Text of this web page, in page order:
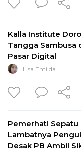
Kalla Institute
Tangga Sambusa
Pasar Digital
Lisa Emilda
Pemerhati Sepatu
Lambatnya
Desak PB Ambil